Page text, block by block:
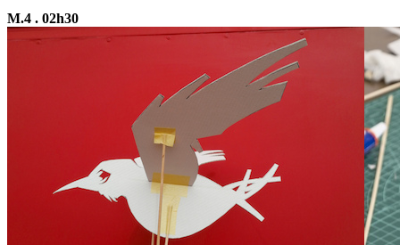
M.4 . 02h30